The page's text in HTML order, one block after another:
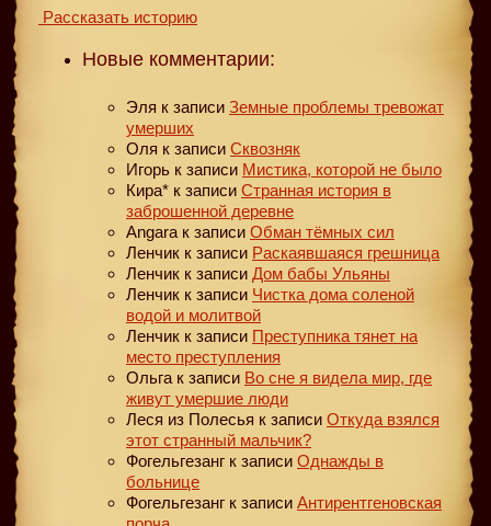
Рассказать историю
Новые комментарии:
Эля к записи Земные проблемы тревожат
умерших
Оля к записи Сквозняк
Игорь к записи Мистика, которой не было
Кира* к записи Странная история в
заброшенной деревне
Angara к записи Обман тёмных сил
Ленчик к записи Раскаявшаяся грешница
Ленчик к записи Дом бабы Ульяны
Ленчик к записи Чистка дома соленой
водой и молитвой
Ленчик к записи Преступника тянет на
место преступления
Ольга к записи Во сне я видела мир, где
живут умершие люди
Леся из Полесья к записи Откуда взялся
этот странный мальчик?
Фогельгезанг к записи Однажды в
больнице
Фогельгезанг к записи Антирентгеновская